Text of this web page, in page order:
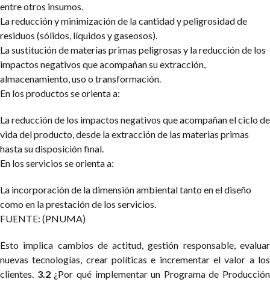
entre otros insumos.
La reducción y minimización de la cantidad y peligrosidad de
residuos (sólidos, líquidos y gaseosos).
La sustitución de materias primas peligrosas y la reducción de los
impactos negativos que acompañan su extracción,
almacenamiento, uso o transformación.
En los productos se orienta a:
La reducción de los impactos negativos que acompañan el ciclo de
vida del producto, desde la extracción de las materias primas
hasta su disposición final.
En los servicios se orienta a:
La incorporación de la dimensión ambiental tanto en el diseño
como en la prestación de los servicios.
FUENTE: (PNUMA)
Esto implica cambios de actitud, gestión responsable, evaluar
nuevas tecnologías, crear políticas e incrementar el valor a los
clientes. 3.2 ¿Por qué implementar un Programa de Producción